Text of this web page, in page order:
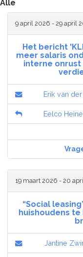
Alle
9 april 2026 - 29 april
Het bericht
meer salaris
interne onrust
Erik van
Eelco
19 maart 2026 - 20
“Social
huishoudens
Jantine